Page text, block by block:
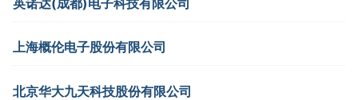
上海概伦电子股份有限公司
北京华大九天科技股份有限公司